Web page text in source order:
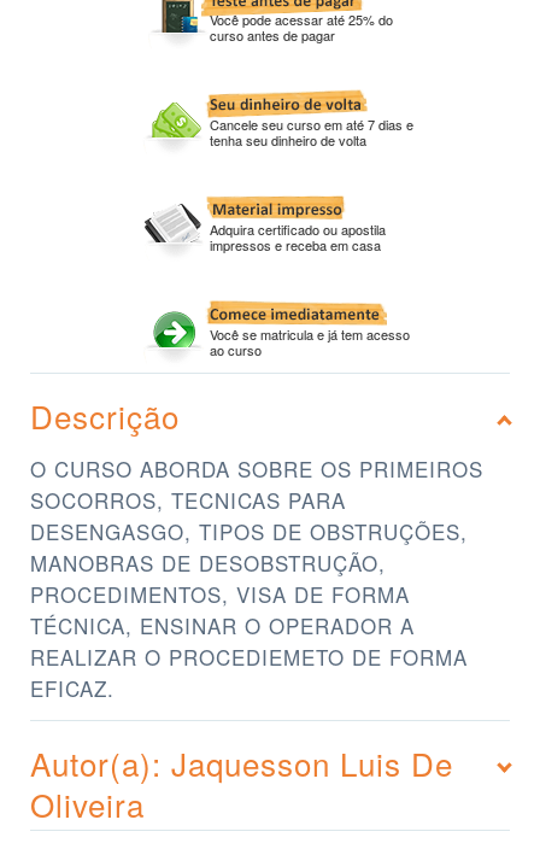
Você pode acessar até 25% do
curso antes de pagar
Cancele seu curso em até 7 dias e
tenha seu dinheiro de volta
Adquira certificado ou apostila
impressos e receba em casa
Você se matricula e já tem acesso
ao curso
Descrição
O CURSO ABORDA SOBRE OS PRIMEIROS
SOCORROS, TECNICAS PARA
DESENGASGO, TIPOS DE OBSTRUÇÕES,
MANOBRAS DE DESOBSTRUÇÃO,
PROCEDIMENTOS, VISA DE FORMA
TÉCNICA, ENSINAR O OPERADOR A
REALIZAR O PROCEDIEMETO DE FORMA
EFICAZ.
Autor(a): Jaquesson Luis De
Oliveira